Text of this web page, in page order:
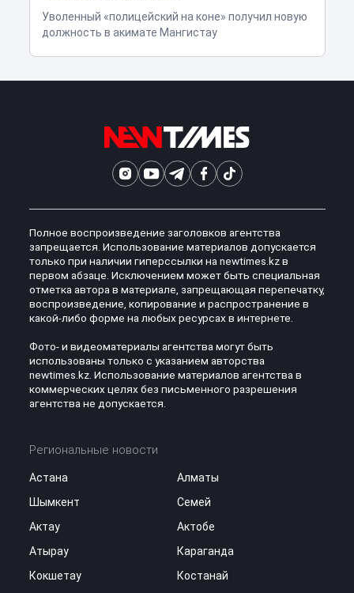
Уволенный «полицейский на коне» получил новую
должность в акимате Мангистау
Полное воспроизведение заголовков агентства
запрещается. Использование материалов допускается
только при наличии гиперссылки на newtimes.kz в
первом абзаце. Исключением может быть специальная
отметка автора в материале, запрещающая перепечатку,
воспроизведение, копирование и распространение в
какой-либо форме на любых ресурсах в интернете.
Фото- и видеоматериалы агентства могут быть
использованы только с указанием авторства
newtimes.kz. Использование материалов агентства в
коммерческих целях без письменного разрешения
агентства не допускается.
Региональные новости
Астана
Алматы
Шымкент
Семей
Актау
Актобе
Атырау
Караганда
Кокшетау
Костанай